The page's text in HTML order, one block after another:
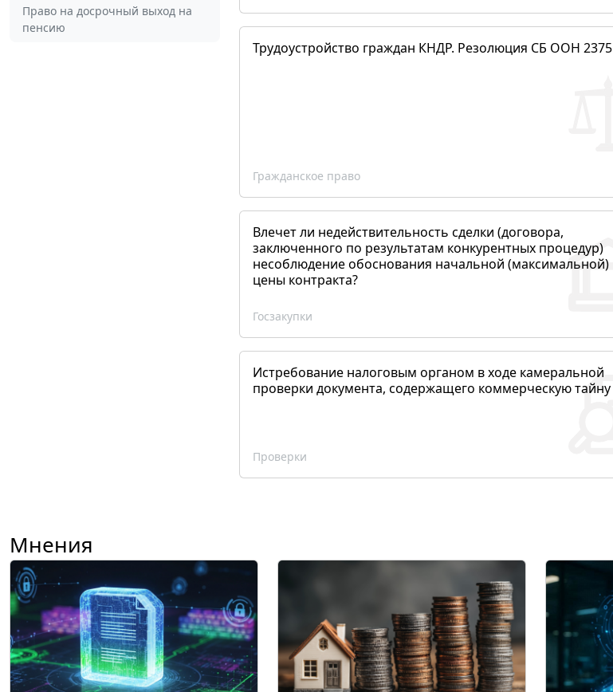
Право на досрочный выход на
пенсию
Трудоустройство граждан КНДР. Резолюция СБ ООН 2375
Гражданское право
Влечет ли недействительность сделки (договора,
заключенного по результатам конкурентных процедур)
несоблюдение обоснования начальной (максимальной)
цены контракта?
Госзакупки
Истребование налоговым органом в ходе камеральной
проверки документа, содержащего коммерческую тайну
Проверки
Мнения